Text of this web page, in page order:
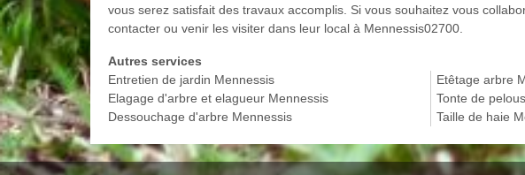
vous serez satisfait des travaux accomplis. Si vous souhaitez vous
contacter ou venir les visiter dans leur local à Mennessis02700.
Autres services
Entretien de jardin Mennessis
Elagage d'arbre et elagueur Mennessis
Dessouchage d'arbre Mennessis
Etêtage arbre
Tonte de
Taille de haie